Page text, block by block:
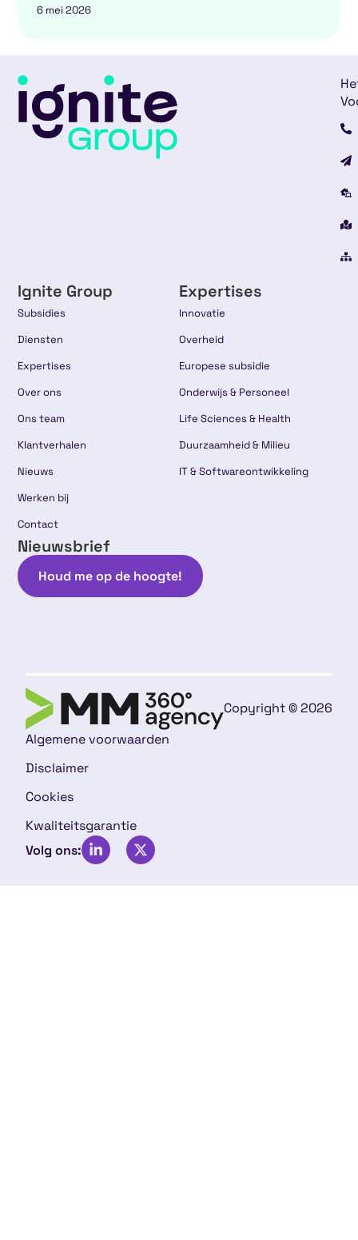
6 mei 2026
Ignite Group
Subsidies
Diensten
Expertises
Over ons
Ons team
Klantverhalen
Nieuws
Werken bij
Contact
Expertises
Innovatie
Overheid
Europese subsidie
Onderwijs & Personeel
Life Sciences & Health
Duurzaamheid & Milieu
IT & Softwareontwikkeling
Nieuwsbrief
Houd me op de hoogte!
Copyright © 2026
Algemene voorwaarden
Disclaimer
Cookies
Kwaliteitsgarantie
Volg ons: